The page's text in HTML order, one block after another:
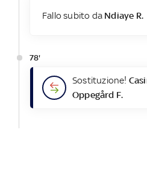
Fallo subito da Ndiaye R.
78'
Sostituzione!
Oppegård F.